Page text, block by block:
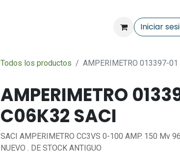
Iniciar
Todos los productos AMPERIMETRO 013397-01
AMPERIMETRO
C06K32 SACI
SACI AMPERIMETRO CC3VS 0-100 AMP. 150 Mv
NUEVO . DE STOCK ANTIGUO